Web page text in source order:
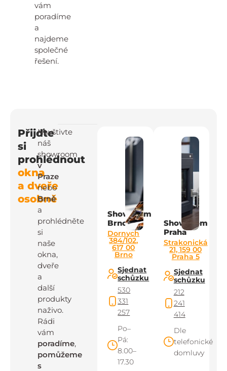
vám
poradíme
a
najdeme
společné
řešení.
Přijďte
si
prohlédnout
okna
a dveře
osobně
Navštivte
náš
showroom
v
Praze
nebo
Brně
a
prohlédněte
si
naše
okna,
dveře
a
další
produkty
naživo.
Rádi
vám
poradíme,
pomůžeme
s
Showroom
Brno
Dornych
384/102,
617 00
Brno
Sjednat
schůzku
530
331
257
Po–
Pá:
8.00–
17.30
Showroom
Praha
Strakonická
21, 159 00
Praha 5
Sjednat
schůzku
212
241
414
Dle
telefonické
domluvy